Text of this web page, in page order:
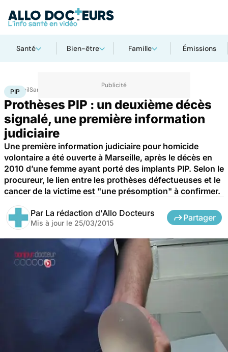
Santé Bien-être Famille Émissions
AccueilSanté
PIP
Prothèses PIP : un deuxième décès
signalé, une première information
judiciaire
Une première information judiciaire pour homicide
volontaire a été ouverte à Marseille, après le décès en
2010 d’une femme ayant porté des implants PIP. Selon le
procureur, le lien entre les prothèses défectueuses et le
cancer de la victime est "une présomption" à confirmer.
Par La rédaction d'Allo Docteurs
Mis à jour le 25/03/2015
Partager